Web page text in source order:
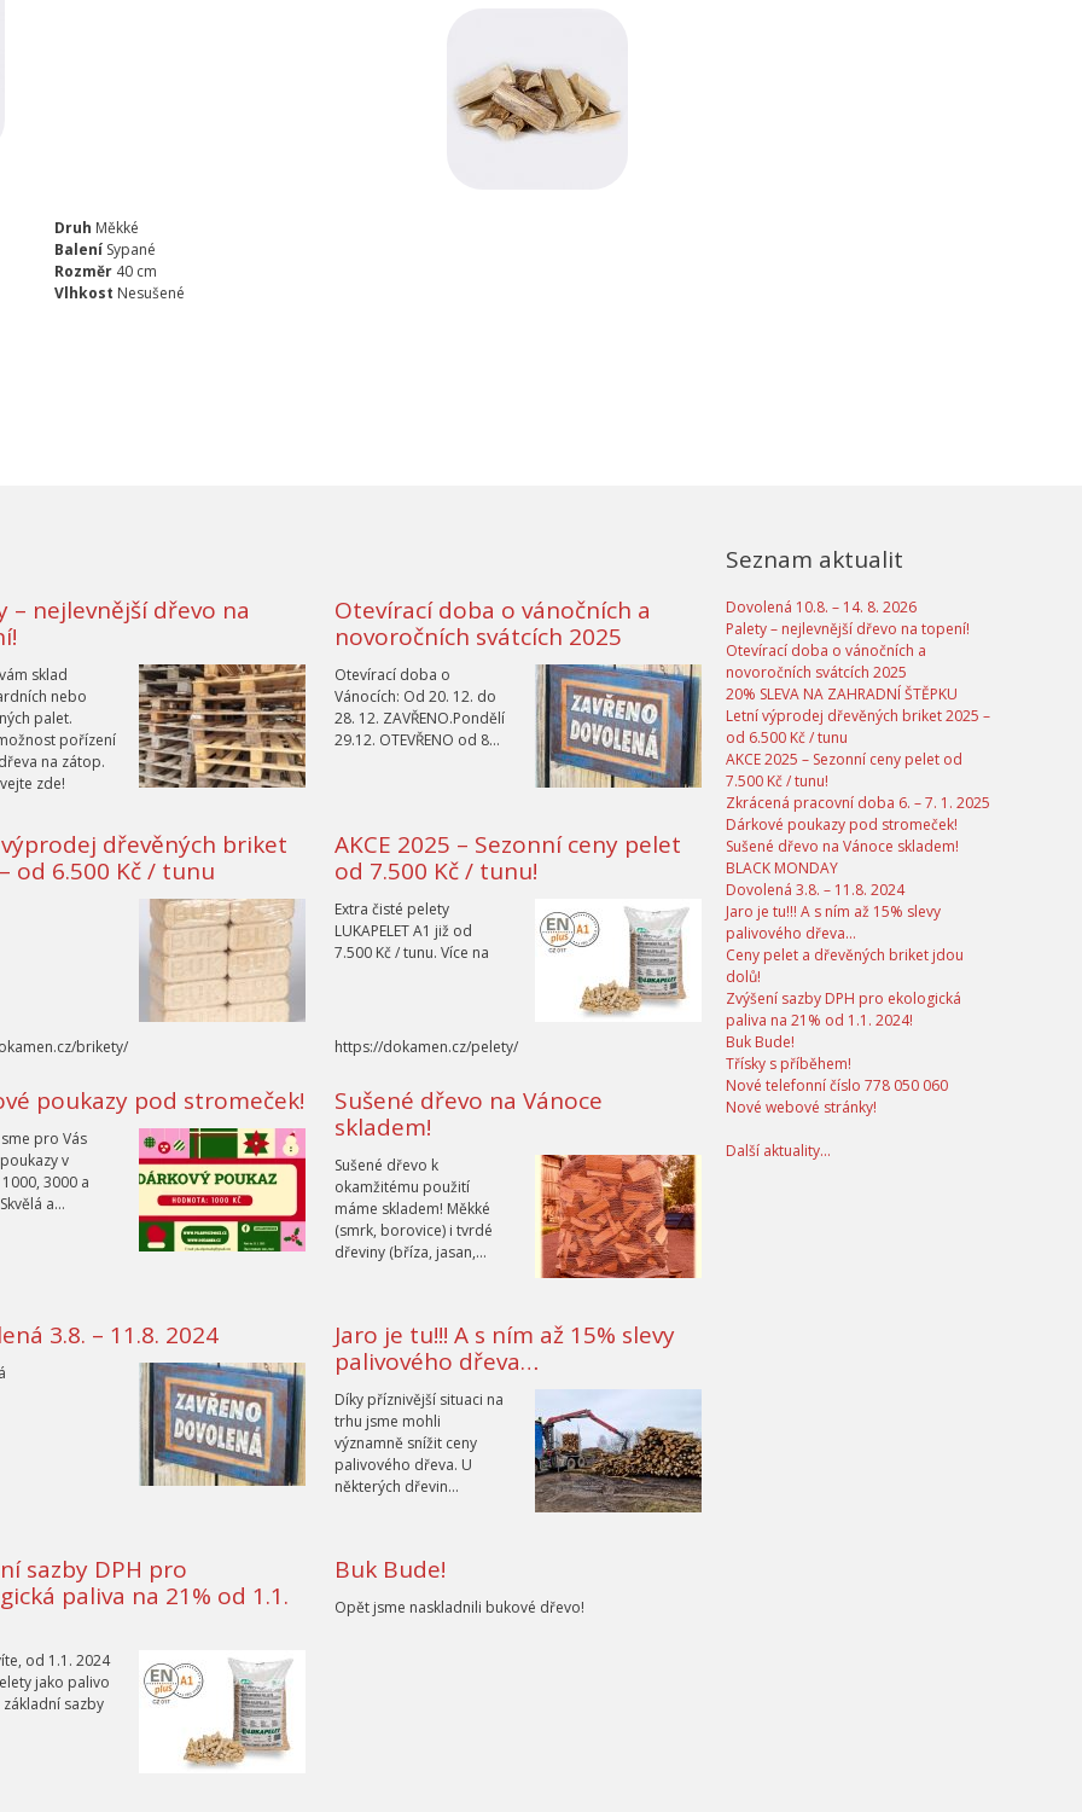
Druh Měkké
Balení Sypané
Rozměr 40 cm
Vlhkost Nesušené
– nejlevnější dřevo na
sklad
nebo
palet.
pořízení
na zátop.
zde!
Otevírací doba o vánočních a
novoročních svátcích 2025
Otevírací doba o
Vánocích: Od 20. 12. do
28. 12. ZAVŘENO.Pondělí
29.12. OTEVŘENO od 8…
dřevěných briket
od 6.500 Kč / tunu
brikety/
AKCE 2025 – Sezonní ceny pelet
od 7.500 Kč / tunu!
Extra čisté pelety
LUKAPELET A1 již od
7.500 Kč / tunu. Více na
https://dokamen.cz/pelety/
poukazy pod stromeček!
pro Vás
v
3000 a
a…
Sušené dřevo na Vánoce
skladem!
Sušené dřevo k
okamžitému použití
máme skladem! Měkké
(smrk, borovice) i tvrdé
dřeviny (bříza, jasan,…
3.8. – 11.8. 2024
Jaro je tu!!! A s ním až 15% slevy
palivového dřeva…
Díky příznivější situaci na
trhu jsme mohli
významně snížit ceny
palivového dřeva. U
některých dřevin…
sazby DPH pro
paliva na 21% od 1.1.
od 1.1. 2024
jako palivo
sazby
Buk Bude!
Opět jsme naskladnili bukové dřevo!
Seznam aktualit
Dovolená 10.8. – 14. 8. 2026
Palety – nejlevnější dřevo na topení!
Otevírací doba o vánočních a
novoročních svátcích 2025
20% SLEVA NA ZAHRADNÍ ŠTĚPKU
Letní výprodej dřevěných briket 2025 –
od 6.500 Kč / tunu
AKCE 2025 – Sezonní ceny pelet od
7.500 Kč / tunu!
Zkrácená pracovní doba 6. – 7. 1. 2025
Dárkové poukazy pod stromeček!
Sušené dřevo na Vánoce skladem!
BLACK MONDAY
Dovolená 3.8. – 11.8. 2024
Jaro je tu!!! A s ním až 15% slevy
palivového dřeva…
Ceny pelet a dřevěných briket jdou
dolů!
Zvýšení sazby DPH pro ekologická
paliva na 21% od 1.1. 2024!
Buk Bude!
Třísky s příběhem!
Nové telefonní číslo 778 050 060
Nové webové stránky!
Další aktuality...